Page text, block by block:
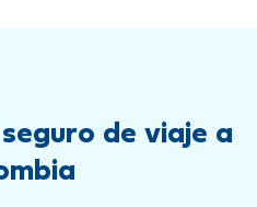
de viaje a